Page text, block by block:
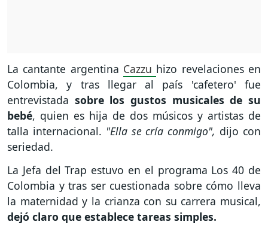
La cantante argentina Cazzu hizo revelaciones en
Colombia, y tras llegar al país 'cafetero' fue
entrevistada sobre los gustos musicales de su
bebé, quien es hija de dos músicos y artistas de
talla internacional. "Ella se cría conmigo", dijo con
seriedad.
La Jefa del Trap estuvo en el programa Los 40 de
Colombia y tras ser cuestionada sobre cómo lleva
la maternidad y la crianza con su carrera musical,
dejó claro que establece tareas simples.